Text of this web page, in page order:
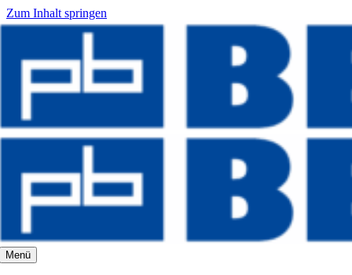
Zum Inhalt springen
Menü